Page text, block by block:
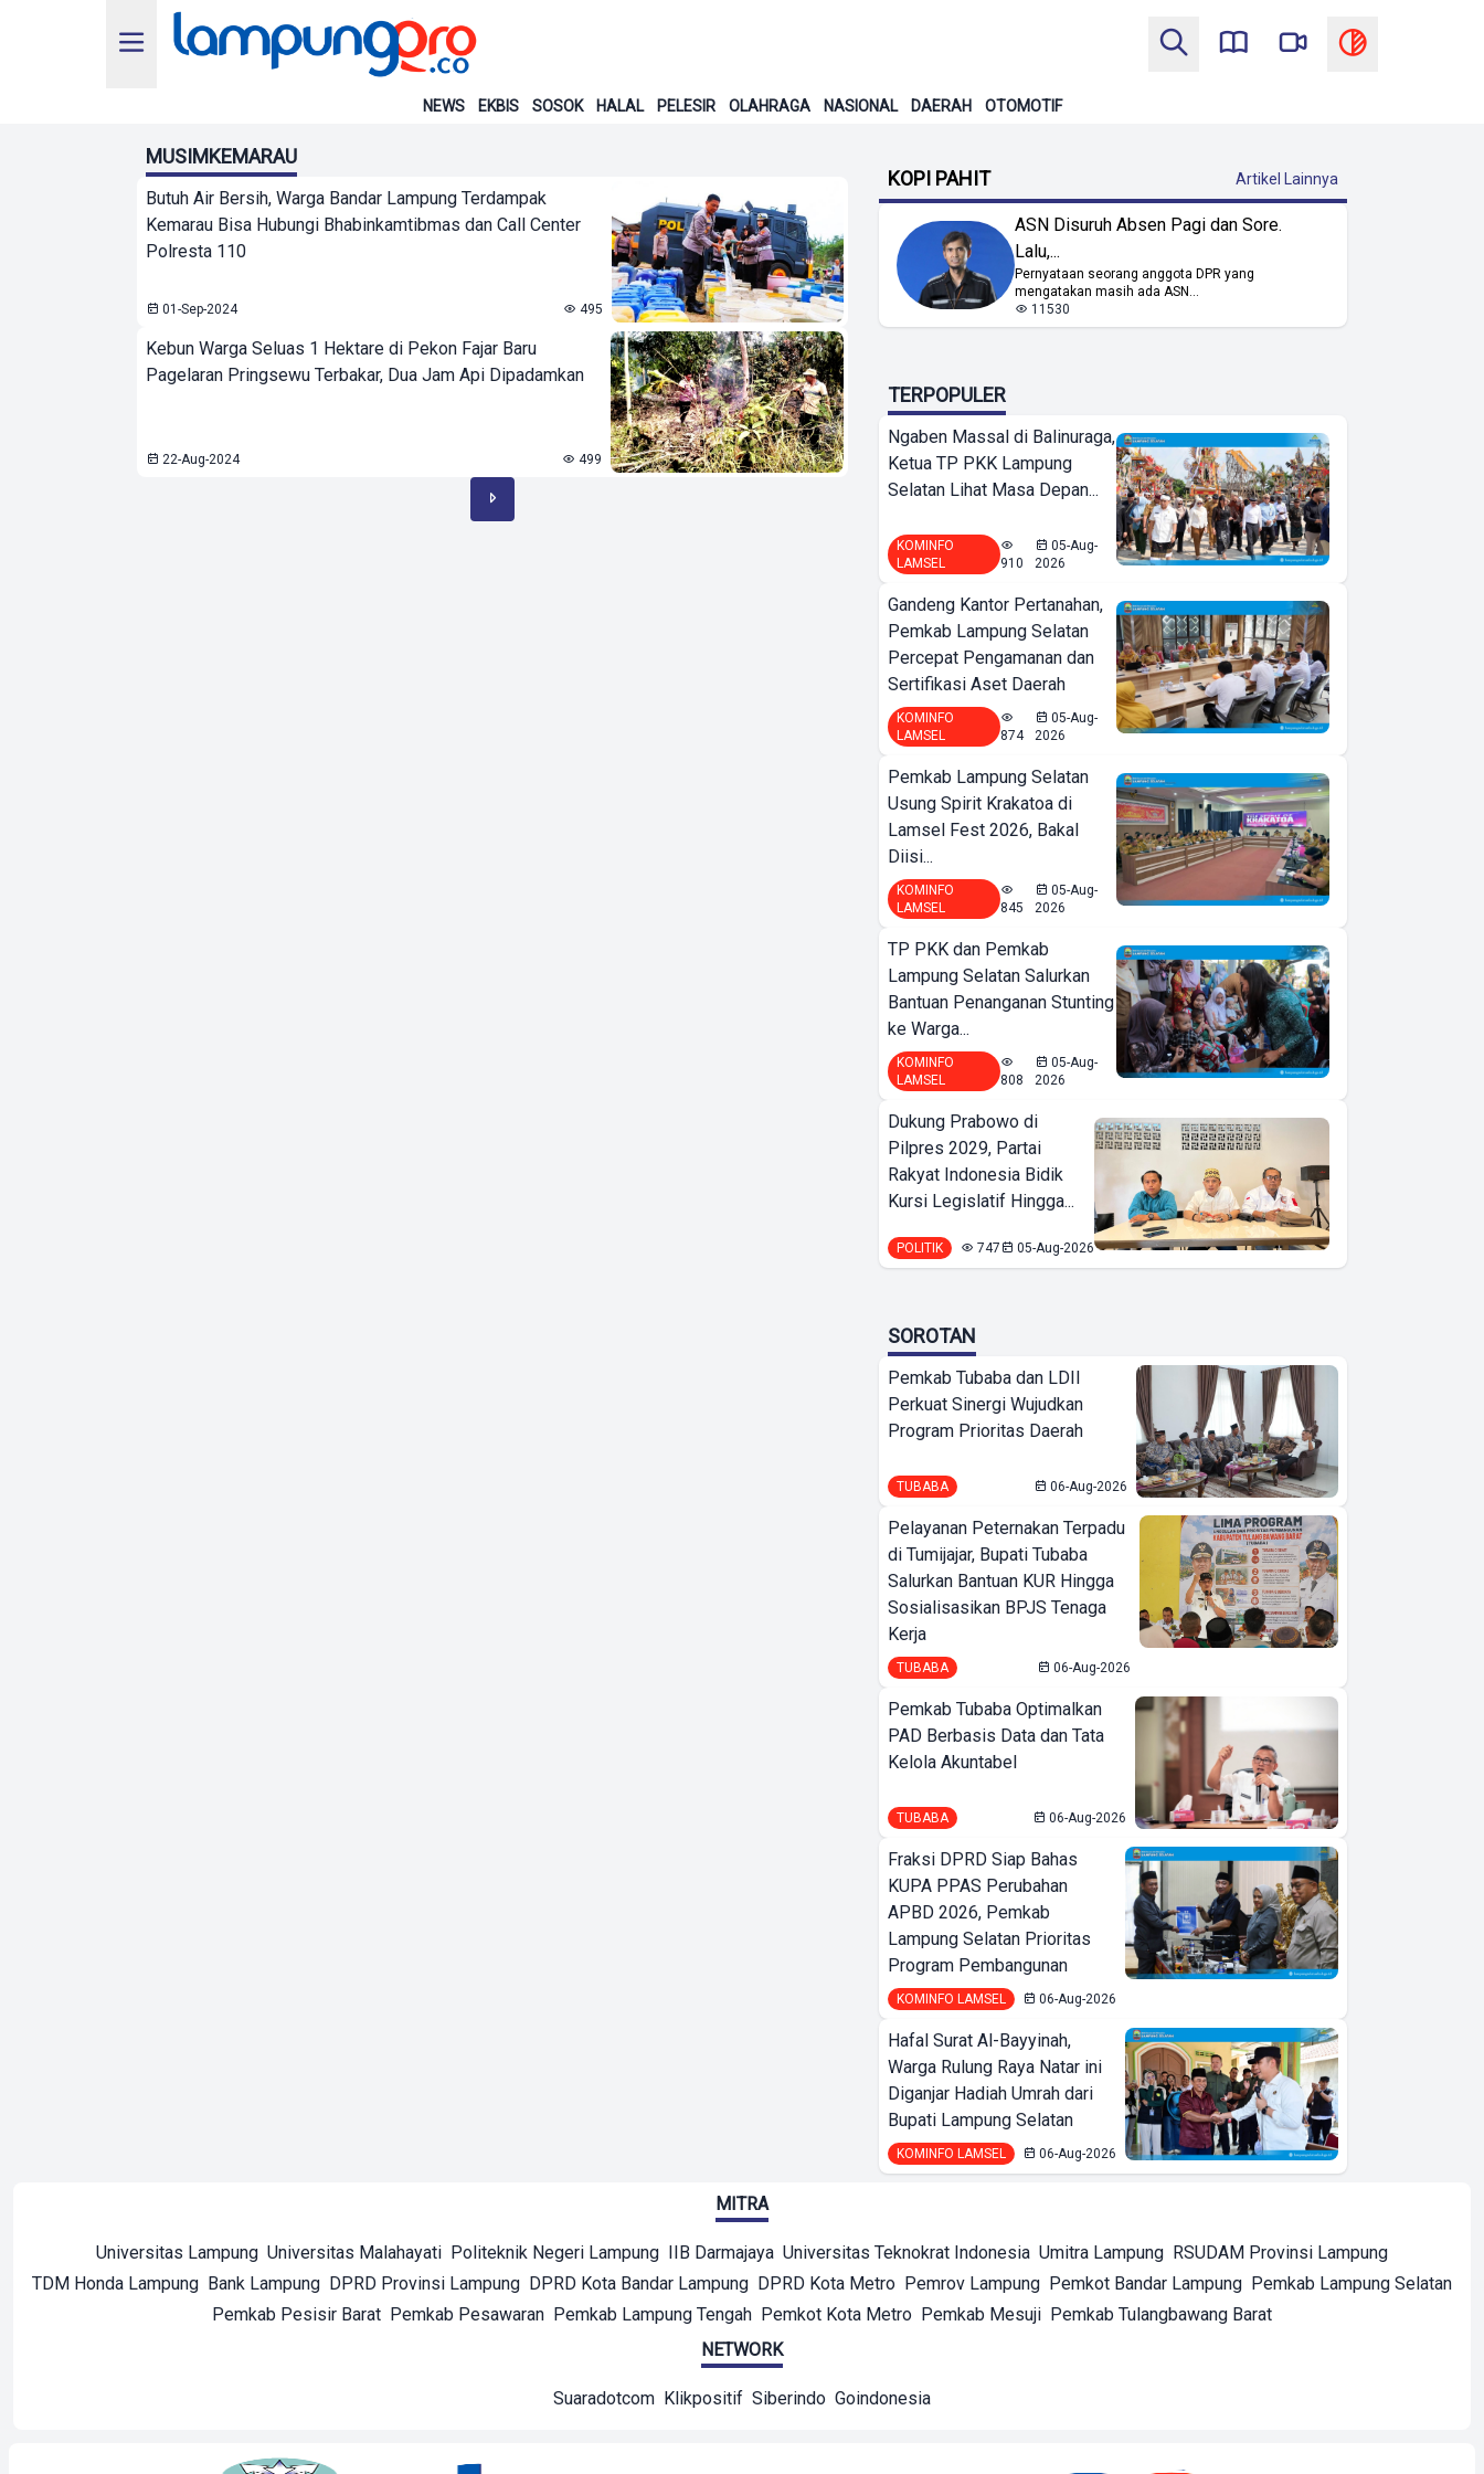
NEWS EKBIS SOSOK HALAL PELESIR OLAHRAGA NASIONAL DAERAH OTOMOTIF
MUSIMKEMARAU
Butuh Air Bersih, Warga Bandar Lampung Terdampak
Kemarau Bisa Hubungi Bhabinkamtibmas dan Call Center
Polresta 110
01-Sep-2024 495
Kebun Warga Seluas 1 Hektare di Pekon Fajar Baru
Pagelaran Pringsewu Terbakar, Dua Jam Api Dipadamkan
22-Aug-2024 499
KOPI PAHIT Artikel Lainnya
ASN Disuruh Absen Pagi dan Sore.
Lalu,...
Pernyataan seorang anggota DPR yang
mengatakan masih ada ASN...
11530
TERPOPULER
Ngaben Massal di Balinuraga,
Ketua TP PKK Lampung
Selatan Lihat Masa Depan...
KOMINFO
LAMSEL
910
05-Aug-
2026
Gandeng Kantor Pertanahan,
Pemkab Lampung Selatan
Percepat Pengamanan dan
Sertifikasi Aset Daerah
KOMINFO
LAMSEL
874
05-Aug-
2026
Pemkab Lampung Selatan
Usung Spirit Krakatoa di
Lamsel Fest 2026, Bakal
Diisi...
KOMINFO
LAMSEL
845
05-Aug-
2026
TP PKK dan Pemkab
Lampung Selatan Salurkan
Bantuan Penanganan Stunting
ke Warga...
KOMINFO
LAMSEL
808
05-Aug-
2026
Dukung Prabowo di
Pilpres 2029, Partai
Rakyat Indonesia Bidik
Kursi Legislatif Hingga...
POLITIK 747 05-Aug-2026
SOROTAN
Pemkab Tubaba dan LDII
Perkuat Sinergi Wujudkan
Program Prioritas Daerah
TUBABA 06-Aug-2026
Pelayanan Peternakan Terpadu
di Tumijajar, Bupati Tubaba
Salurkan Bantuan KUR Hingga
Sosialisasikan BPJS Tenaga
Kerja
TUBABA 06-Aug-2026
Pemkab Tubaba Optimalkan
PAD Berbasis Data dan Tata
Kelola Akuntabel
TUBABA 06-Aug-2026
Fraksi DPRD Siap Bahas
KUPA PPAS Perubahan
APBD 2026, Pemkab
Lampung Selatan Prioritas
Program Pembangunan
KOMINFO LAMSEL 06-Aug-2026
Hafal Surat Al-Bayyinah,
Warga Rulung Raya Natar ini
Diganjar Hadiah Umrah dari
Bupati Lampung Selatan
KOMINFO LAMSEL 06-Aug-2026
MITRA
Universitas Lampung Universitas Malahayati Politeknik Negeri Lampung IIB Darmajaya Universitas Teknokrat Indonesia Umitra Lampung RSUDAM Provinsi Lampung
TDM Honda Lampung Bank Lampung DPRD Provinsi Lampung DPRD Kota Bandar Lampung DPRD Kota Metro Pemrov Lampung Pemkot Bandar Lampung Pemkab Lampung Selatan
Pemkab Pesisir Barat Pemkab Pesawaran Pemkab Lampung Tengah Pemkot Kota Metro Pemkab Mesuji Pemkab Tulangbawang Barat
NETWORK
Suaradotcom Klikpositif Siberindo Goindonesia